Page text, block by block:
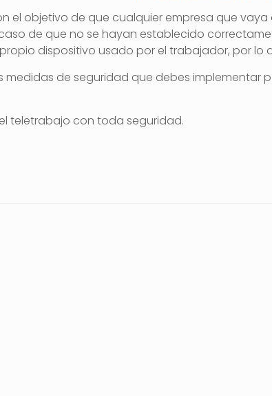
el objetivo de que cualquier empresa que
de que no se hayan establecido
dispositivo usado por el trabajador, por
medidas de seguridad que debes
teletrabajo con toda seguridad.